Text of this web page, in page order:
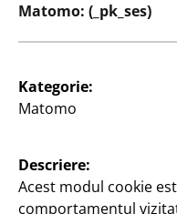
Sistemul de
Matomo: (_pk_ses)
Kategorie:
Matomo
Descriere:
Acest modul cookie
comportamentul